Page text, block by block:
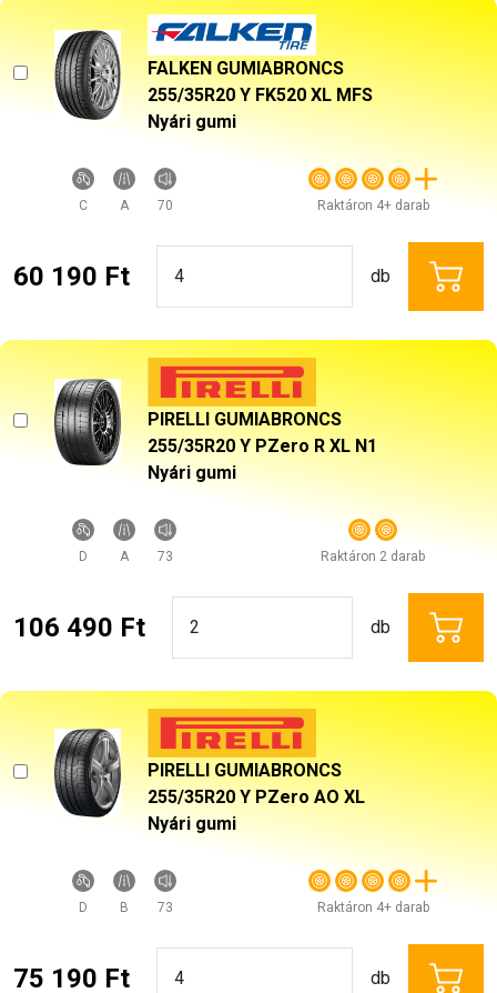
FALKEN GUMIABRONCS
255/35R20 Y FK520 XL MFS
Nyári gumi
C A 70 Raktáron 4+ darab
60 190 Ft db
PIRELLI GUMIABRONCS
255/35R20 Y PZero R XL N1
Nyári gumi
D A 73 Raktáron 2 darab
106 490 Ft db
PIRELLI GUMIABRONCS
255/35R20 Y PZero AO XL
Nyári gumi
D B 73 Raktáron 4+ darab
75 190 Ft db